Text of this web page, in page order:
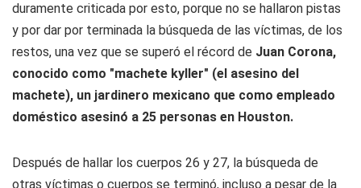
duramente criticada por esto, porque no se hallaron pistas
y por dar por terminada la búsqueda de las víctimas, de los
restos, una vez que se superó el récord de Juan Corona,
conocido como "machete kyller" (el asesino del
machete), un jardinero mexicano que como empleado
doméstico asesinó a 25 personas en Houston.
Después de hallar los cuerpos 26 y 27, la búsqueda de
otras víctimas o cuerpos se terminó, incluso a pesar de la